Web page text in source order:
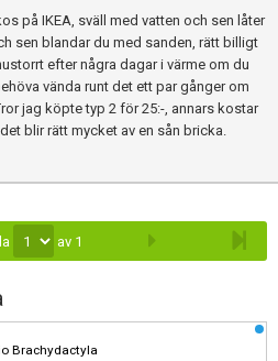
på IKEA, sväll med vatten och sen låter
sen blandar du med sanden, rätt billigt
efter några dagar i värme om du
vända runt det ett par gånger om
jag köpte typ 2 för 25:-, annars kostar
blir rätt mycket av en sån bricka.
av 1
Brachydactyla